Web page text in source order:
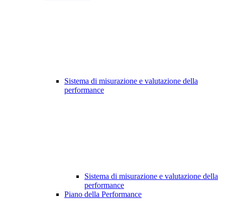
Sistema di misurazione e valutazione della
performance
Sistema di misurazione e valutazione della
performance
Piano della Performance